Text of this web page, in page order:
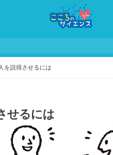
人を説得させるには
せるには